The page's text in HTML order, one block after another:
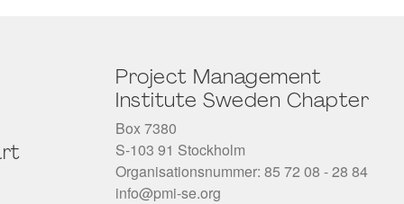
Project Management
Institute Sweden Chapter
Box 7380
S-103 91 Stockholm
Organisationsnummer: 85 72 08 - 28 84
info@pmi-se.org